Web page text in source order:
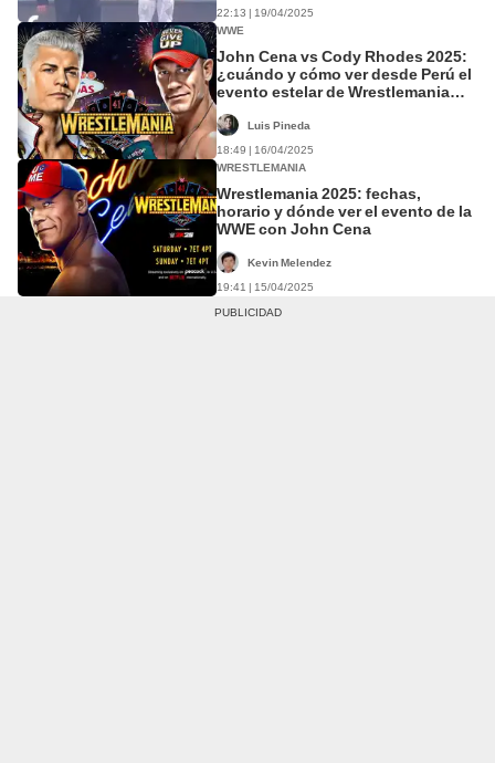
22:13 | 19/04/2025
WWE
John Cena vs Cody Rhodes 2025:
¿cuándo y cómo ver desde Perú el
evento estelar de Wrestlemania
Luis Pineda
18:49 | 16/04/2025
WRESTLEMANIA
Wrestlemania 2025: fechas,
horario y dónde ver el evento de la
WWE con John Cena
Kevin Melendez
19:41 | 15/04/2025